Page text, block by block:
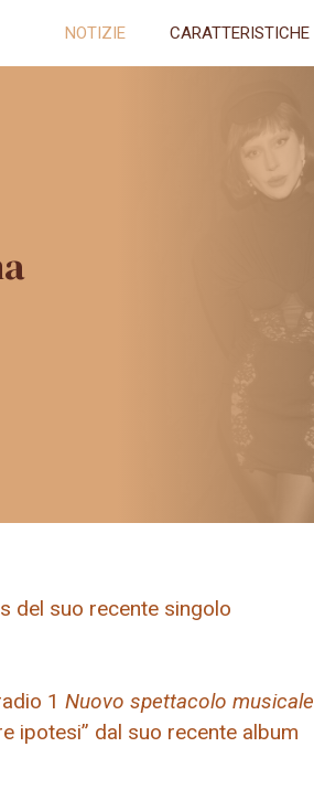
NOTIZIE CARATTERISTICHE
del suo recente singolo
1 Nuovo spettacolo musicale
ipotesi” dal suo recente album